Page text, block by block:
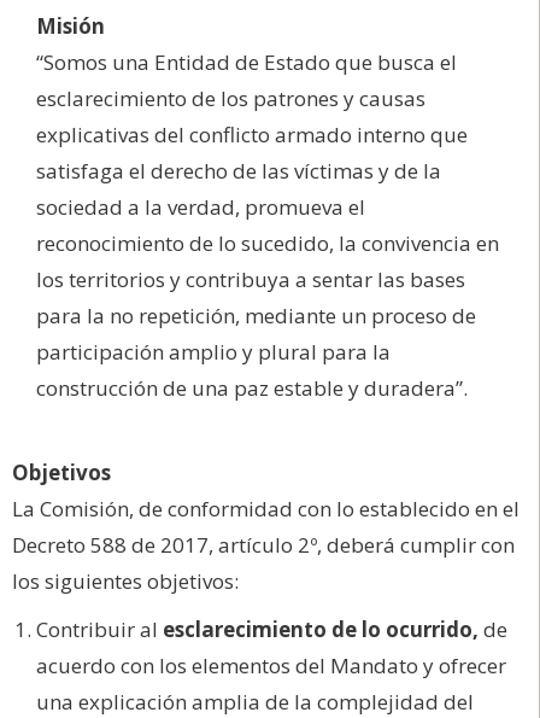
Misión
“Somos una Entidad de Estado que busca el
esclarecimiento de los patrones y causas
explicativas del conflicto armado interno que
satisfaga el derecho de las víctimas y de la
sociedad a la verdad, promueva el
reconocimiento de lo sucedido, la convivencia en
los territorios y contribuya a sentar las bases
para la no repetición, mediante un proceso de
participación amplio y plural para la
construcción de una paz estable y duradera”.
Objetivos
La Comisión, de conformidad con lo establecido en el
Decreto 588 de 2017, artículo 2º, deberá cumplir con
los siguientes objetivos:
Contribuir al esclarecimiento de lo ocurrido, de
acuerdo con los elementos del Mandato y ofrecer
una explicación amplia de la complejidad del